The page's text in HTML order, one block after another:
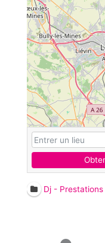
Dj -